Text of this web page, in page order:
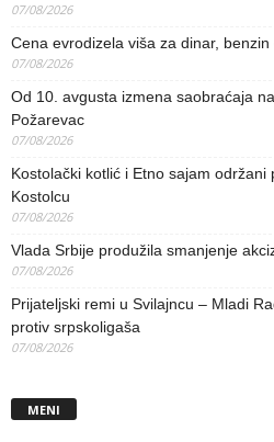
07/08/2026
Cena evrodizela viša za dinar,
07/08/2026
Od 10. avgusta izmena saobraćaja
Požarevac
07/08/2026
Kostolački kotlić i Etno sajam
Kostolcu
07/08/2026
Vlada Srbije produžila smanjenje
07/08/2026
Prijateljski remi u Svilajncu – Mladi
protiv srpskoligaša
07/08/2026
MENI